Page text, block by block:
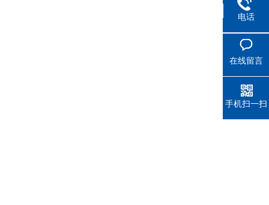
电话
在线留言
手机扫一扫